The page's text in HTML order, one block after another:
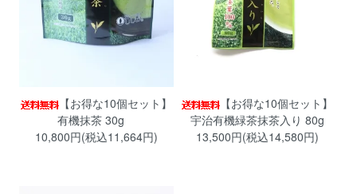
【お得な10個セット】
有機抹茶 30g
10,800円(税込11,664円)
【お得な10個セット】
宇治有機緑茶抹茶入り 80g
13,500円(税込14,580円)